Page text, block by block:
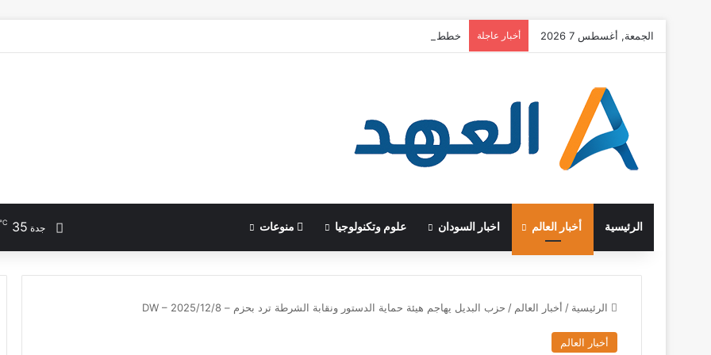
الجمعة, أغسطس 7 2026 أخبار عاجلة خطط حكومية وأوجه قصور وانتقادات .. كيف تواجه ألمانيا الحرّ؟
الرئيسية أخبار العالم اخبار السودان علوم وتكنولوجيا منوعات جدة 35
℃
الرئيسية / أخبار العالم / حزب البديل يهاجم هيئة حماية الدستور ونقابة الشرطة ترد بحزم – DW – 2025/12/8
أخبار العالم